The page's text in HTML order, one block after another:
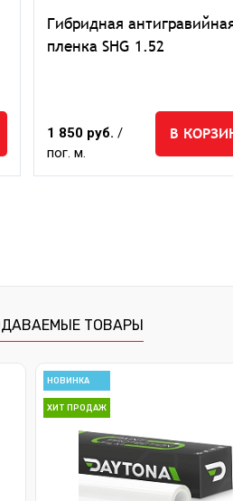
Гибридная
пленка SHG 1.52
1 850 руб. /
пог. м.
В
ТОВАРЫ
НОВИНКА
ХИТ ПРОДАЖ